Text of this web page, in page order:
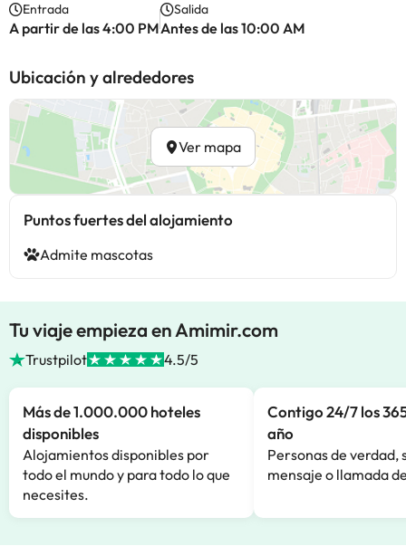
Entrada
A partir de las 4:00 PM
Salida
Antes de las 10:00 AM
Ubicación y alrededores
Ver mapa
Puntos fuertes del alojamiento
Admite mascotas
Tu viaje empieza en Amimir.com
Trustpilot 4.5/5
Más de 1.000.000 hoteles
disponibles
Alojamientos disponibles por
todo el mundo y para todo lo que
necesites.
Contigo 24/7 los
año
Personas de verdad,
mensaje o llamada